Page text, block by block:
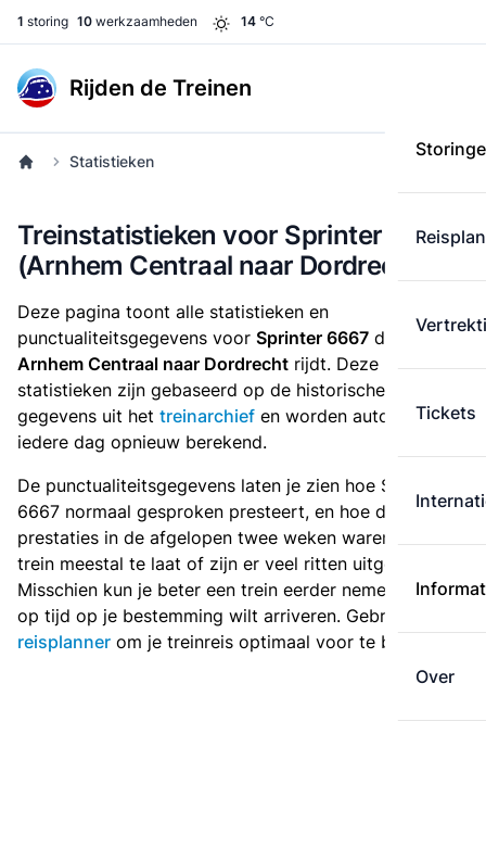
1 storing 10 werkzaamheden 14 °C
Rijden de Treinen
Tickets
Over
Statistieken
Treinstatistieken voor Sprinter 6667
(Arnhem Centraal naar Dordrecht)
Deze pagina toont alle statistieken en
punctualiteitsgegevens voor Sprinter 6667 die
van
Arnhem Centraal naar Dordrecht rijdt. Deze
statistieken zijn gebaseerd op de historische
gegevens uit het treinarchief en worden automatisch
iedere dag opnieuw berekend.
De punctualiteitsgegevens laten je zien hoe Sprinter
6667 normaal gesproken presteert, en hoe de
prestaties in de afgelopen twee weken waren. Is deze
trein meestal te laat of zijn er veel ritten uitgevallen?
Misschien kun je beter een trein eerder nemen als je
op tijd op je bestemming wilt arriveren. Gebruik de
reisplanner om je treinreis optimaal voor te bereiden.